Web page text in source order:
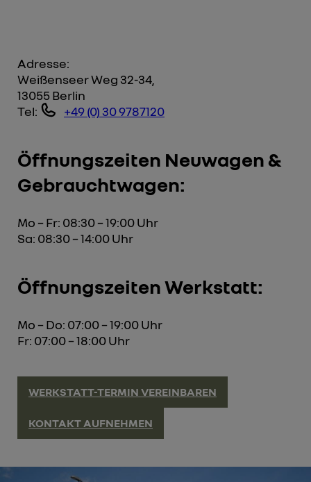
Adresse:
Weißenseer Weg 32-34,
13055 Berlin
Tel:
+49 (0) 30 9787120
Öffnungszeiten Neuwagen &
Gebrauchtwagen:
Mo – Fr: 08:30 – 19:00 Uhr
Sa: 08:30 – 14:00 Uhr
Öffnungszeiten Werkstatt:
Mo – Do: 07:00 – 19:00 Uhr
Fr: 07:00 – 18:00 Uhr
WERKSTATT-TERMIN VEREINBAREN
KONTAKT AUFNEHMEN